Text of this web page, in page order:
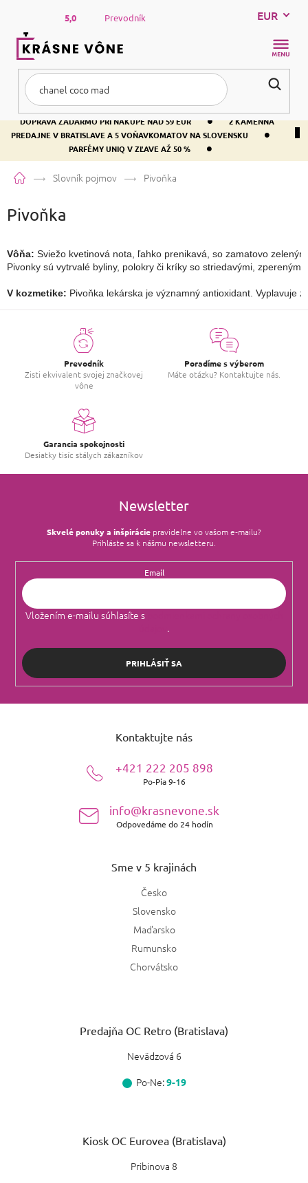
obsah
DOPRAVA ZADARMO PRI NÁKUPE NAD 59 EUR •
2 KAMENNÁ
PREDAJNE V BRATISLAVE A 5 VOŇAVKOMATOV NA SLOVENSKU
•
PARFÉMY UNIQ V ZĽAVE AŽ 50 % •
5,0 Prevodník EUR
DomovSlovník pojmov Pivoňka
Pivoňka
Vôňa: Sviežo kvetinová nota, ľahko prenikavá, so zamatovo
Pivonky sú vytrvalé byliny, polokry či kríky so striedavými,
V kozmetike: Pivoňka lekárska je významný antioxidant. Vyplavuje
Prevodník
Zisti ekvivalent svojej značkovej
vône
Poradíme s výberom
Máte otázku? Kontaktujte nás.
Garancia spokojnosti
Desiatky tisíc stálych zákazníkov
Newsletter
Skvelé ponuky a inšpirácie pravidelne vo vašom e‑mailu?
Prihláste sa k nášmu newsletteru.
Email
Vložením e-mailu súhlasíte s
.
PRIHLÁSIŤ SA
Kontaktujte nás
+421 222 205 898
Po-Pia 9-16
info@krasnevone.sk
Odpovedáme do 24 hodín
Sme v 5 krajinách
Česko
Slovensko
Maďarsko
Rumunsko
Chorvátsko
Predajňa OC Retro (Bratislava)
Nevädzová 6
Po-Ne:9-19
Kiosk OC Eurovea (Bratislava)
Pribinova 8